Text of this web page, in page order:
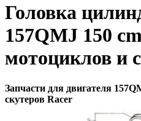
Головка
157QMJ 150
мотоциклов и
Запчасти для двигателя
скутеров Racer